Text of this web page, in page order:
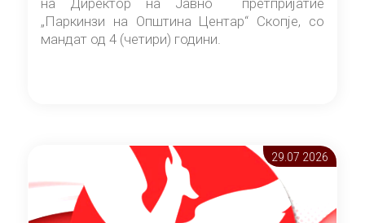
на Директор на Јавно претпријатие
„Паркинзи на Општина Центар“ Скопје, со
мандат од 4 (четири) години.
29.07 2026